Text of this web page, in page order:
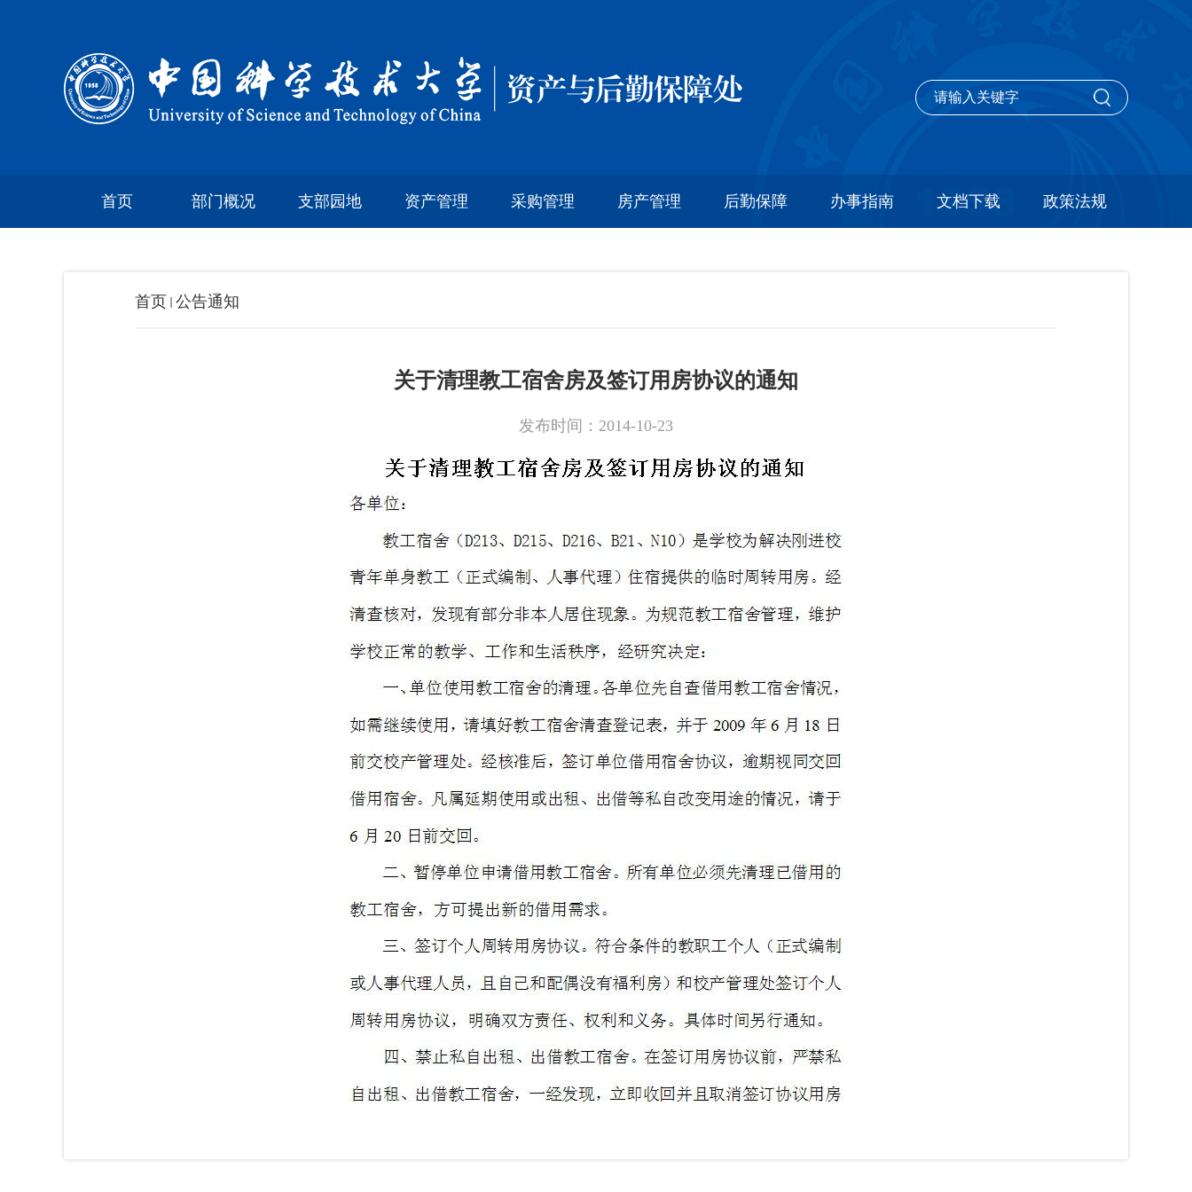
首页 部门概况 支部园地 资产管理 采购管理 房产管理 后勤保障 办事指南 文档下载 政策法规
首页 公告通知
关于清理教工宿舍房及签订用房协议的通知
发布时间：2014-10-23